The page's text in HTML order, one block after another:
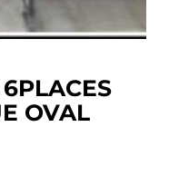
OVAL